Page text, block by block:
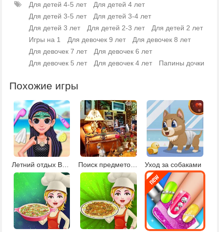
Для детей 4-5 лет
Для детей 4 лет
Для детей 3-5 лет
Для детей 3-4 лет
Для детей 3 лет
Для детей 2-3 лет
Для детей 2 лет
Игры на 1
Для девочек 9 лет
Для девочек 8 лет
Для девочек 7 лет
Для девочек 6 лет
Для девочек 5 лет
Для девочек 4 лет Папины дочки
Похожие игры
Летний отдых Вайлет Поиск предметов в доме Уход за собаками